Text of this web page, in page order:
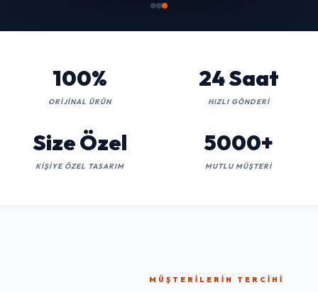
100%
ORIJINAL ÜRÜN
24 Saat
HIZLI GÖNDERI
Size Özel
KIŞIYE ÖZEL TASARIM
5000+
MUTLU MÜŞTERI
MÜŞTERILERIN TERCIHI